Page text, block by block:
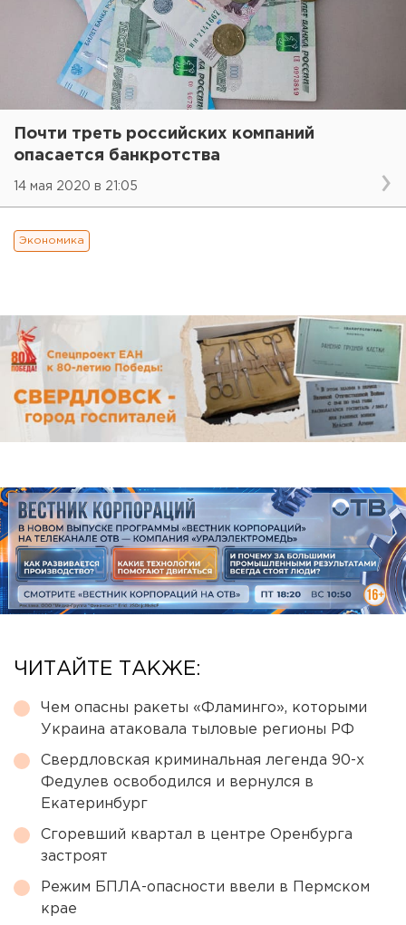
Почти треть российских компаний
опасается банкротства
14 мая 2020 в 21:05
Экономика
ЧИТАЙТЕ ТАКЖЕ:
Чем опасны ракеты «Фламинго», которыми
Украина атаковала тыловые регионы РФ
Свердловская криминальная легенда 90-х
Федулев освободился и вернулся в
Екатеринбург
Сгоревший квартал в центре Оренбурга
застроят
Режим БПЛА-опасности ввели в Пермском
крае